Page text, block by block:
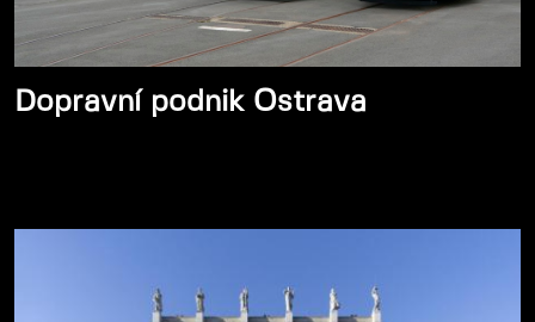
Dopravní podnik Ostrava